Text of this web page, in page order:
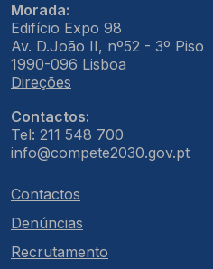
Morada:
Edifício Expo 98
Av. D.João II, nº52 - 3º Piso
1990-096 Lisboa
Direções
Contactos:
Tel: 211 548 700
info@compete2030.gov.pt
Contactos
Denúncias
Recrutamento